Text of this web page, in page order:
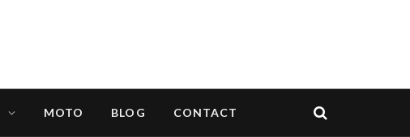
MOTO BLOG CONTACT